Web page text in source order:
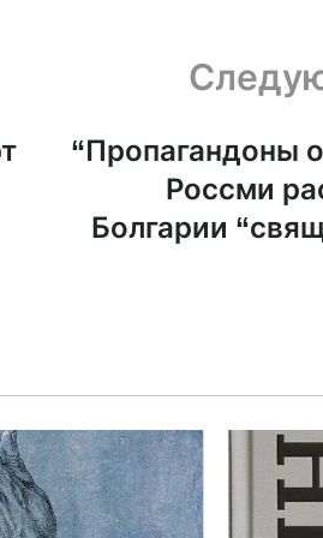
“Пропагандоны
Россми
Болгарии